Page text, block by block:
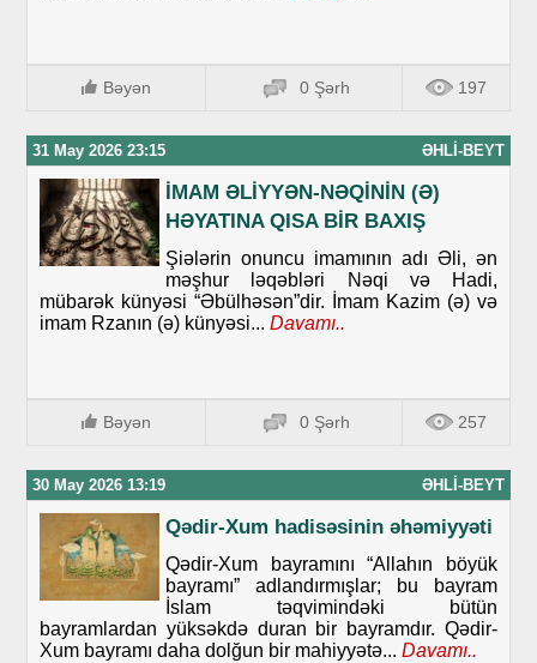
Bəyən 0 Şərh 197
31 May 2026 23:15 ƏHLI-BEYT
İMAM ƏLİYYƏN-NƏQİNİN (Ə)
HƏYATINA QISA BİR BAXIŞ
Şiələrin onuncu imamının adı Əli, ən
məşhur ləqəbləri Nəqi və Hadi,
mübarək künyəsi “Əbülhəsən”dir. İmam Kazim (ə) və
imam Rzanın (ə) künyəsi... Davamı..
Bəyən 0 Şərh 257
30 May 2026 13:19 ƏHLI-BEYT
Qədir-Xum hadisəsinin əhəmiyyəti
Qədir-Xum bayramını “Allahın böyük
bayramı” adlandırmışlar; bu bayram
İslam təqvimindəki bütün
bayramlardan yüksəkdə duran bir bayramdır. Qədir-
Xum bayramı daha dolğun bir mahiyyətə... Davamı..